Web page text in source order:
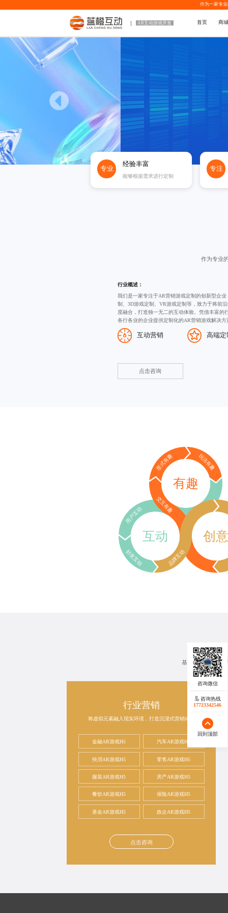
作为一家专业
AR互动游戏开发 首页 商
专业
经验丰富
能够根据需求进行定制
专注
作为专业
行业概述：
我们是一家专注于AR营销游戏定制的创新型企
制
、3D游戏定制
、VR游戏定制等，致力于将前
度融合，打造独一无二的互动体验。凭借丰富的
各行各业的企业提供定制化的AR营销游戏解决方
互动营销 高端定
点击咨询
有趣
形式有趣 玩法有趣
交互有趣
互动
用户互动
好友互动 品牌互动
创
基于行业、场景
行业营销
将虚拟元素融入现实环境，打造沉浸式营销体验
金融AR游戏H5 汽车AR游戏H5
快消AR游戏H5 零售AR游戏H5
服装AR游戏H5 房产AR游戏H5
餐饮AR游戏H5 保险AR游戏H5
基金AR游戏H5 政企AR游戏H5
点击咨询
咨询热线
17723342546
回到顶部